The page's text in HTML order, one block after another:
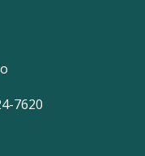
7620